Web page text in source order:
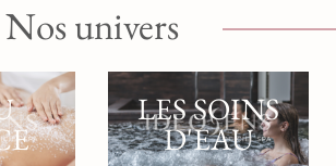
Nos univers
LES SOINS
D'EAU